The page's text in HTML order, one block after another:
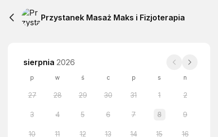
Przystanek Masaż Maks i Fizjoterapia
sierpnia 2026
p w ś c p s n
27 28 29 30 31 1 2
3 4 5 6 7 8 9
10 11 12 13 14 15 16